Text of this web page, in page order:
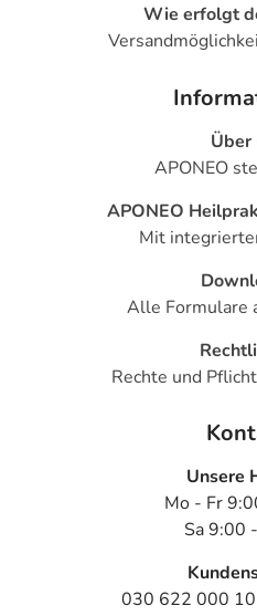
Wie erfolgt
Über
APONEO
APONEO
Mit
Alle Formulare
Rechte und
Unsere
Mo - Fr
Sa 9:00
030 622 000